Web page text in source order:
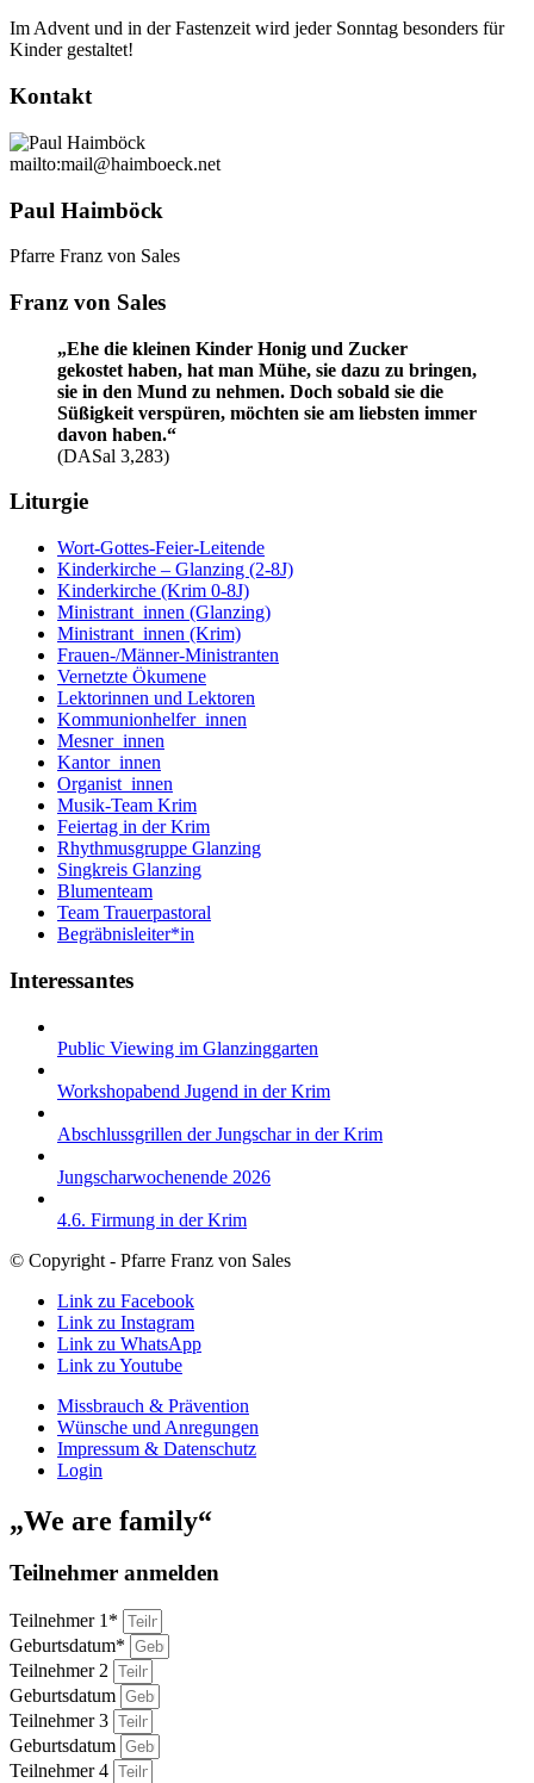
Im Advent und in der Fastenzeit wird jeder Sonntag besonders für
Kinder gestaltet!
Kontakt
mailto:mail@haimboeck.net
Paul Haimböck
Pfarre Franz von Sales
Franz von Sales
„Ehe die kleinen Kinder Honig und Zucker
gekostet haben, hat man Mühe, sie dazu zu bringen,
sie in den Mund zu nehmen. Doch sobald sie die
Süßigkeit verspüren, möchten sie am liebsten immer
davon haben.“
(DASal 3,283)
Liturgie
Wort-Gottes-Feier-Leitende
Kinderkirche – Glanzing (2-8J)
Kinderkirche (Krim 0-8J)
Ministrant_innen (Glanzing)
Ministrant_innen (Krim)
Frauen-/Männer-Ministranten
Vernetzte Ökumene
Lektorinnen und Lektoren
Kommunionhelfer_innen
Mesner_innen
Kantor_innen
Organist_innen
Musik-Team Krim
Feiertag in der Krim
Rhythmusgruppe Glanzing
Singkreis Glanzing
Blumenteam
Team Trauerpastoral
Begräbnisleiter*in
Interessantes
Public Viewing im Glanzinggarten
Workshopabend Jugend in der Krim
Abschlussgrillen der Jungschar in der Krim
Jungscharwochenende 2026
4.6. Firmung in der Krim
© Copyright - Pfarre Franz von Sales
Link zu Facebook
Link zu Instagram
Link zu WhatsApp
Link zu Youtube
Missbrauch & Prävention
Wünsche und Anregungen
Impressum & Datenschutz
Login
„We are family“
Teilnehmer anmelden
Teilnehmer 1*
Geburtsdatum*
Teilnehmer 2
Geburtsdatum
Teilnehmer 3
Geburtsdatum
Teilnehmer 4